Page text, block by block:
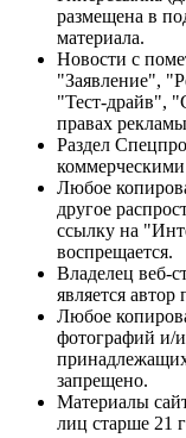
размещена в
материала.
Новости с
"Заявление",
"Тест-драйв",
правах
Раздел
Любое
другое
ссылку на
воспрещается.
Владелец веб-
является
Любое
фотографий и/
запрещено.
Материалы
лиц старше 21